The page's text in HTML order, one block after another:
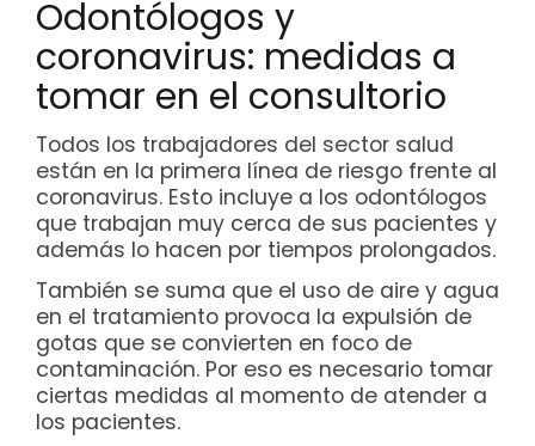
Odontólogos y
coronavirus: medidas a
tomar en el consultorio
Todos los trabajadores del sector salud
están en la primera línea de riesgo frente al
coronavirus. Esto incluye a los odontólogos
que trabajan muy cerca de sus pacientes y
además lo hacen por tiempos prolongados.
También se suma que el uso de aire y agua
en el tratamiento provoca la expulsión de
gotas que se convierten en foco de
contaminación. Por eso es necesario tomar
ciertas medidas al momento de atender a
los pacientes.